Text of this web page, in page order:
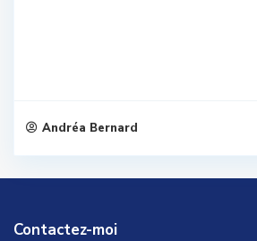
Andréa Bernard
Contactez-moi